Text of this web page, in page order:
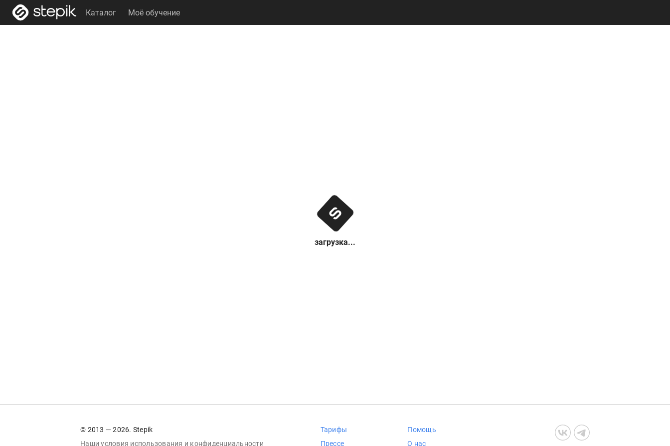
Каталог Моё обучение
загрузка...
© 2013 — 2026. Stepik
Наши условия использования и конфиденциальности
Тарифы
Прессе
Помощь
О нас